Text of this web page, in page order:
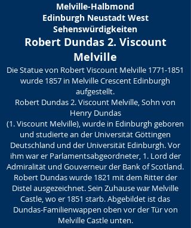
Melville-Halbmond
Edinburgh Neustadt West
Sehenswürdigkeiten
Robert Dundas 2. Viscount
Melville
Die Statue von Robert Viscount Melville 1771-1851
wurde 1857 in Melville Crescent Edinburgh
aufgestellt.
Robert Dundas 2. Viscount Melville, Sohn von
Henry Dundas
(1. Viscount Melville), wurde in Edinburgh geboren
und studierte an der Universität Göttingen
Deutschland und der Universität Edinburgh. Vor
ihm war er Parlamentsabgeordneter, 1. Lord der
Admiralität und Gouverneur der Bank of Scotland.
Robert Dundas wurde 1821 mit dem Ritter der
Distel ausgezeichnet. Sein Zuhause war Melville
Castle, wo er 1851 starb. Abgebildet ist das
Dundas-Familienwappen oben vor der Tür von
Melville Castle unten.